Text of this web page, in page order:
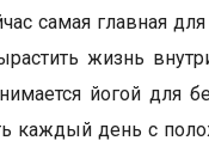
самая главная
жизнь
йогой для
каждый день с